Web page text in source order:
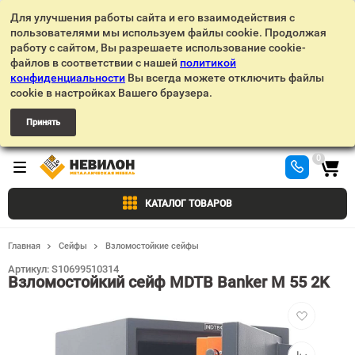
Для улучшения работы сайта и его взаимодействия с
пользователями мы используем файлы cookie. Продолжая
работу с сайтом, Вы разрешаете использование cookie-
файлов в соответствии с нашей политикой
конфиденциальности Вы всегда можете отключить файлы
cookie в настройках Вашего браузера.
Принять
КАТАЛОГ ТОВАРОВ
0
Главная Сейфы Взломостойкие сейфы
Взломостойкий сейф MDTB Banker M 55 2K
Артикул: S10699510314
Добавить
Добавить